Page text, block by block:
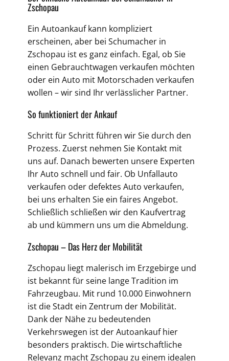
Zschopau
Ein Autoankauf kann kompliziert
erscheinen, aber bei Schumacher in
Zschopau ist es ganz einfach. Egal, ob Sie
einen Gebrauchtwagen verkaufen möchten
oder ein Auto mit Motorschaden verkaufen
wollen – wir sind Ihr verlässlicher Partner.
So funktioniert der Ankauf
Schritt für Schritt führen wir Sie durch den
Prozess. Zuerst nehmen Sie Kontakt mit
uns auf. Danach bewerten unsere Experten
Ihr Auto schnell und fair. Ob Unfallauto
verkaufen oder defektes Auto verkaufen,
bei uns erhalten Sie ein faires Angebot.
Schließlich schließen wir den Kaufvertrag
ab und kümmern uns um die Abmeldung.
Zschopau – Das Herz der Mobilität
Zschopau liegt malerisch im Erzgebirge und
ist bekannt für seine lange Tradition im
Fahrzeugbau. Mit rund 10.000 Einwohnern
ist die Stadt ein Zentrum der Mobilität.
Dank der Nähe zu bedeutenden
Verkehrswegen ist der Autoankauf hier
besonders praktisch. Die wirtschaftliche
Relevanz macht Zschopau zu einem idealen